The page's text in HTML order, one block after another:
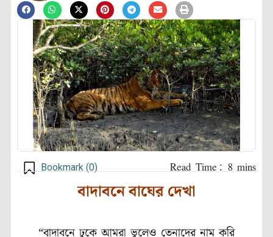
Bookmark (0)
বাদাবনে বাঘের দেখা
“বাদাবনে ঢুকে আমরা ভুলেও তেনাদের নাম করি